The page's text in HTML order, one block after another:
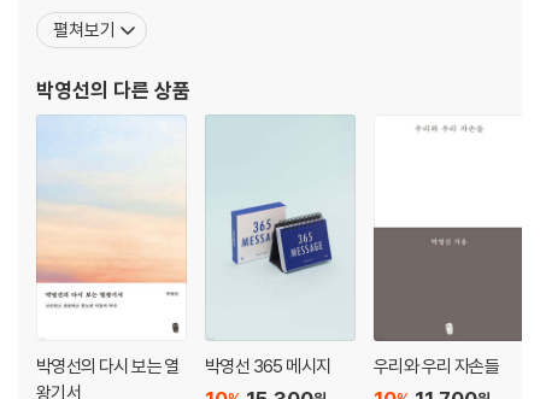
인하고 신학수업을 위해 1976년 총신대학교신학대학원에 입학했
다. 1980년 목사안수를 받고 1982년 미국의 리버티 신학대학원으로
을 받아 설교자로의 부르심을 확신하며 유학 1년 만에
펼쳐보기
박영선의 다른 상품
박영선의 다시 보는 열
왕기서
박영선 365 메시지 우리와 우리 자손들